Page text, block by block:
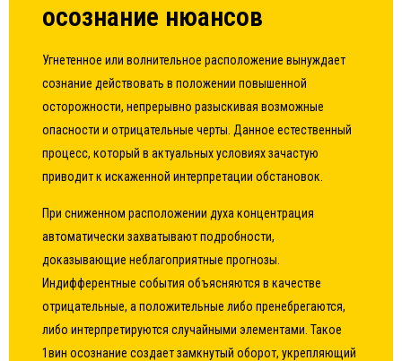
осознание нюансов
Угнетенное или волнительное расположение вынуждает
сознание действовать в положении повышенной
осторожности, непрерывно разыскивая возможные
опасности и отрицательные черты. Данное естественный
процесс, который в актуальных условиях зачастую
приводит к искаженной интерпретации обстановок.
При сниженном расположении духа концентрация
автоматически захватывают подробности,
доказывающие неблагоприятные прогнозы.
Индифферентные события объясняются в качестве
отрицательные, а положительные либо пренебрегаются,
либо интерпретируются случайными элементами. Такое
1вин осознание создает замкнутый оборот, укрепляющий